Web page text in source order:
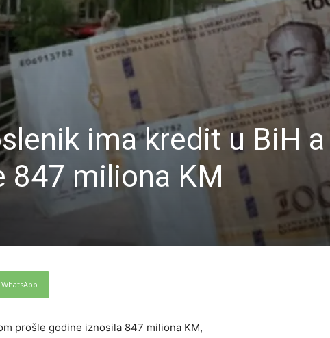
ima kredit u BiH a
847 miliona KM
WhatsApp
prošle godine iznosila 847 miliona KM,